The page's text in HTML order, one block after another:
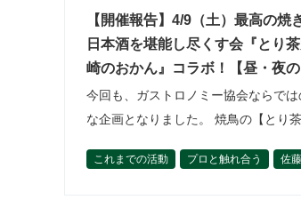
【開催報告】4/9（土）最高の焼
日本酒を堪能し尽くす会『と
崎のおかん』コラボ！【昼・夜の
今回も、ガストロノミー協会ならで
な企画となりました。 焼鳥の【とり
か！という、３時間となりました。 貴
これまでの活動 プロと触れ合う
佐